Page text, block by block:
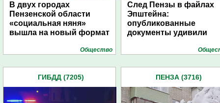
В двух городах
Пензенской области
«социальная няня»
вышла на новый формат
Общество
След Пензы в файлах
Эпштейна:
опубликованные
документы удивили
ГИБДД (7205) ПЕНЗА (3716)